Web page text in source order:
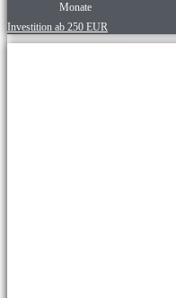
Monate
Investition ab 250 EUR